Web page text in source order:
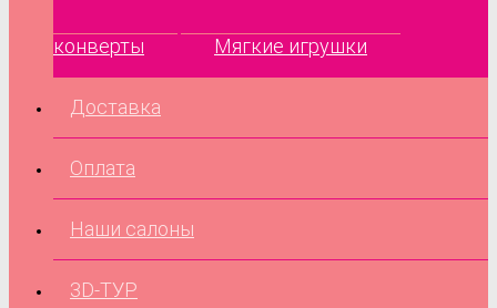
конверты Мягкие игрушки
Доставка
Оплата
Наши салоны
3D-ТУР